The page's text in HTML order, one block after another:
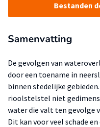
Bestanden
Samenvatting
De gevolgen van
door een toename in
binnen stedelijke
rioolstelstel niet
water die valt ten gevolge
Dit kan voor veel schade